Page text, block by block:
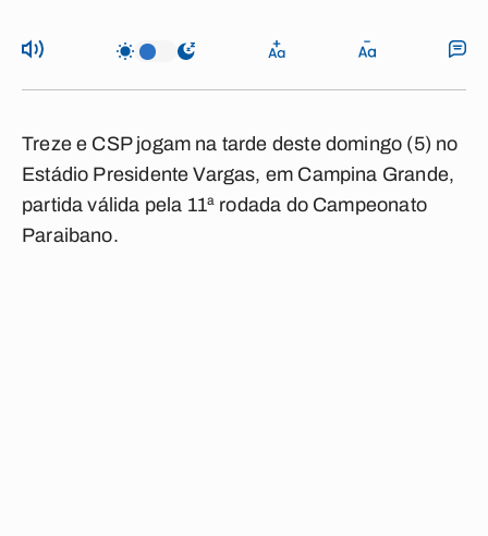
Treze e CSP jogam na tarde deste domingo (5) no
Estádio Presidente Vargas, em Campina Grande,
partida válida pela 11ª rodada do Campeonato
Paraibano.